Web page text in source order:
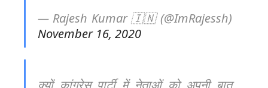
— Rajesh Kumar 🇮🇳 (@ImRajessh)
November 16, 2020